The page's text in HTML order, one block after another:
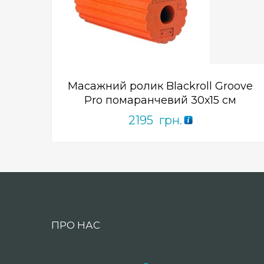
Масажний ролик Blackroll Groove
Pro помаранчевий 30х15 см
2195 грн.
out
ПРИДБАТИ
ПРО НАС